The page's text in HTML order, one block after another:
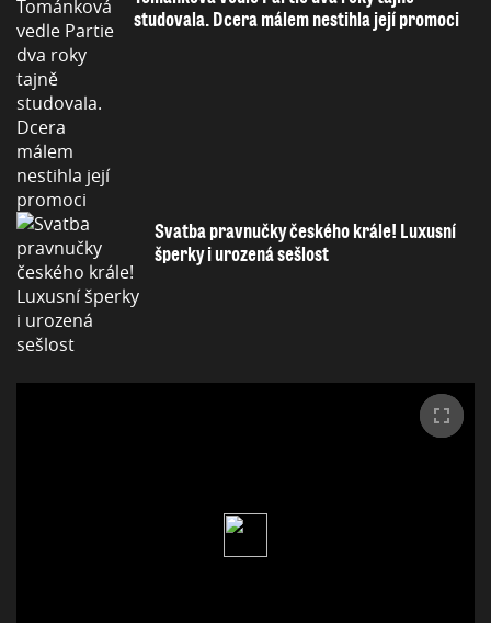
studovala. Dcera málem nestihla její promoci
Svatba pravnučky českého krále! Luxusní
šperky i urozená sešlost